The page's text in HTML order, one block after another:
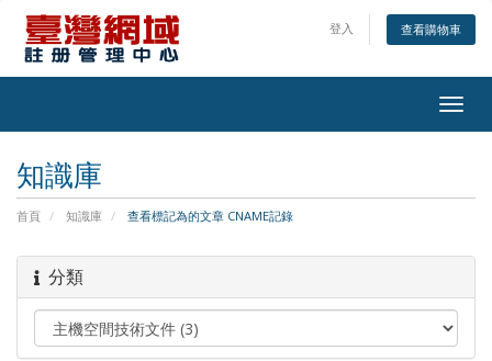
登入 查看購物車
知識庫
首頁 知識庫 查看標記為的文章 CNAME記錄
分類